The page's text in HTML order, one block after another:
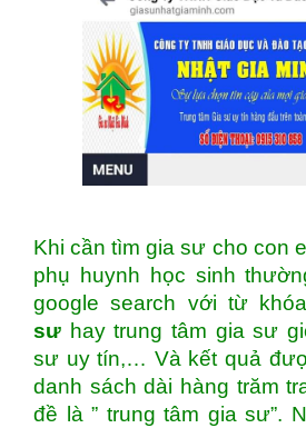
Khi cần tìm gia sư cho con
phụ huynh học sinh
google search với từ
sư hay trung tâm gia sư
sư uy tín,… Và kết quả
danh sách dài hàng trăm
đề là ” trung tâm gia sư”.